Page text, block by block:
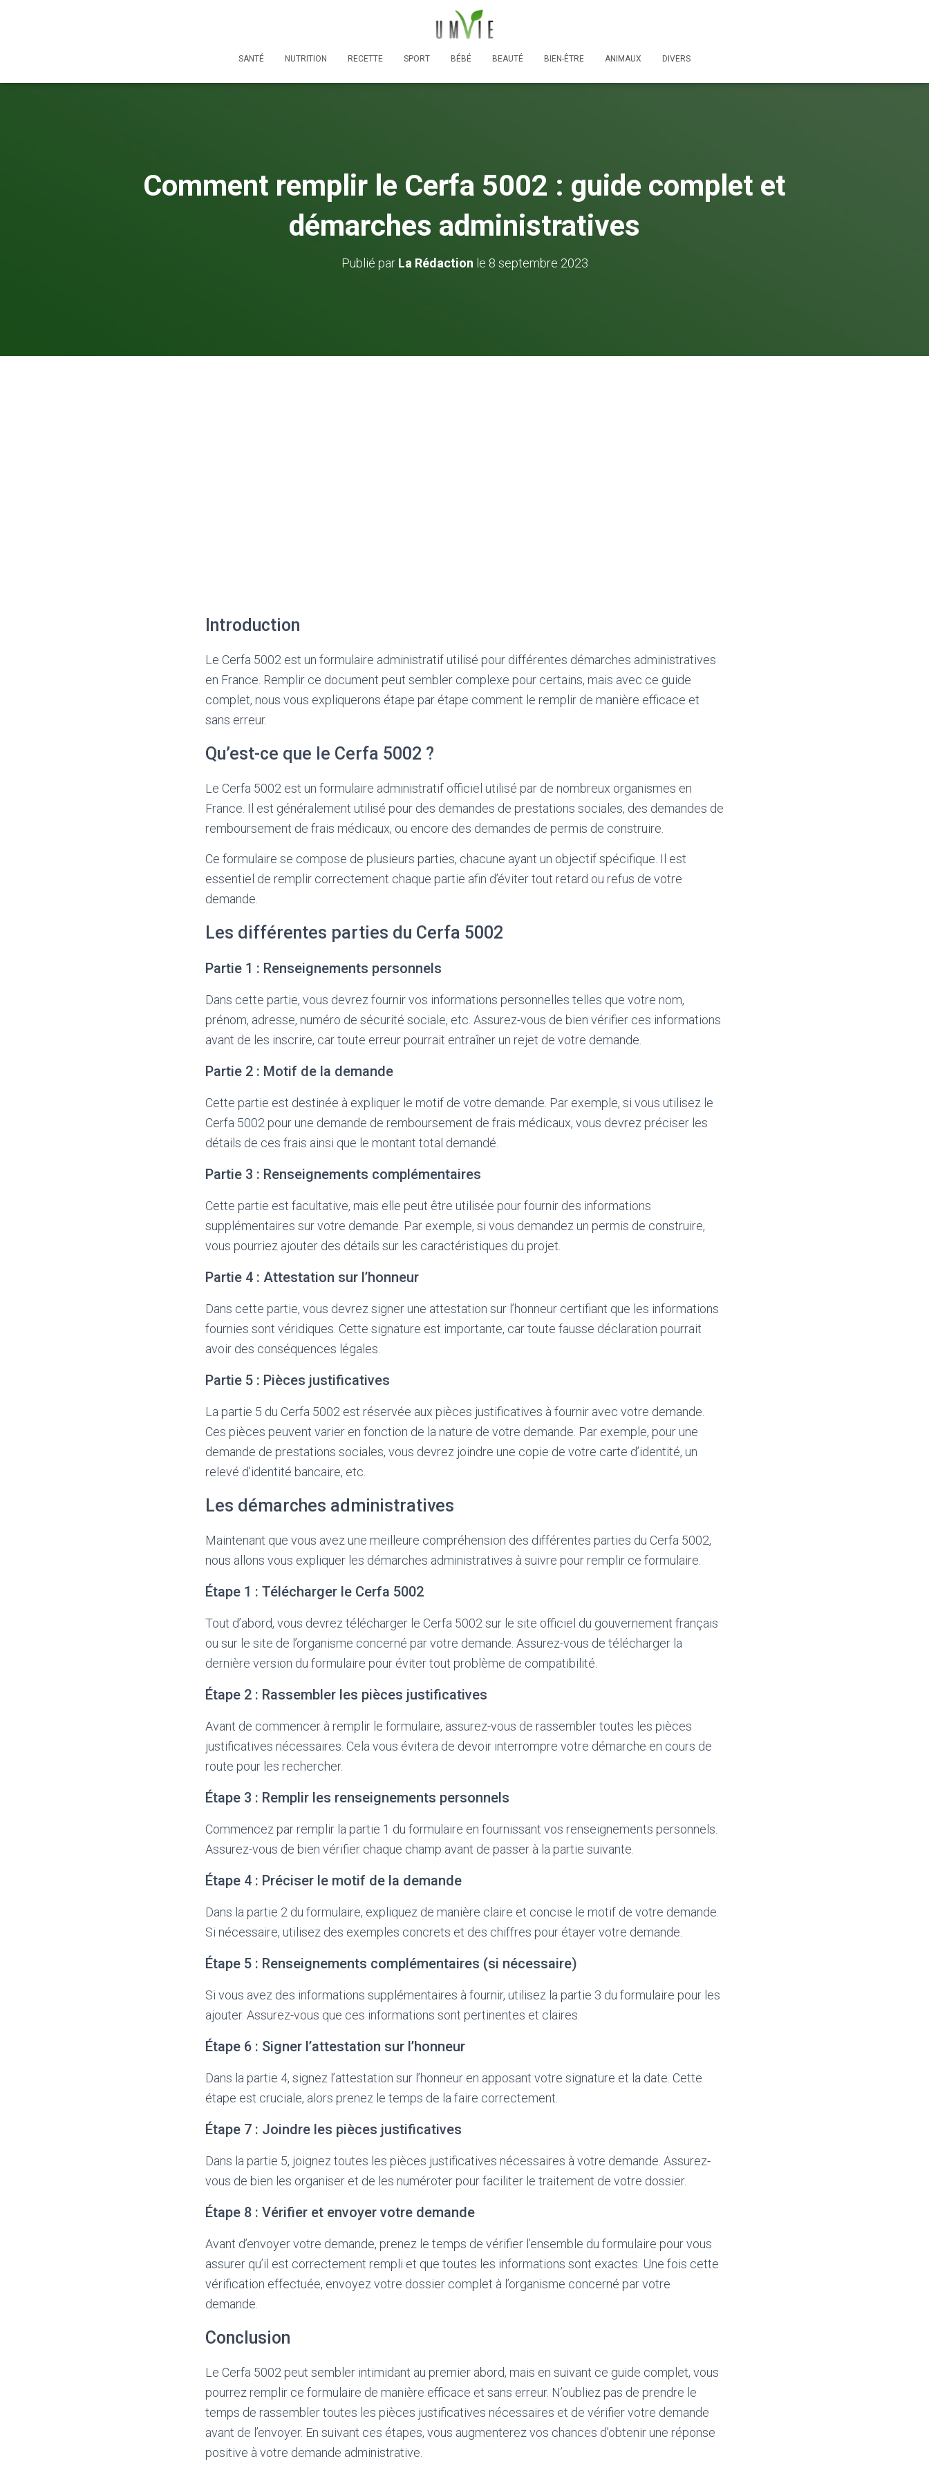
SANTÉ NUTRITION RECETTE SPORT BÉBÉ BEAUTÉ BIEN-ÊTRE ANIMAUX DIVERS
Comment remplir le Cerfa 5002 : guide complet et
démarches administratives
Publié par La Rédaction le 8 septembre 2023
Introduction
Le Cerfa 5002 est un formulaire administratif utilisé pour différentes démarches administratives
en France. Remplir ce document peut sembler complexe pour certains, mais avec ce guide
complet, nous vous expliquerons étape par étape comment le remplir de manière efficace et
sans erreur.
Qu’est-ce que le Cerfa 5002 ?
Le Cerfa 5002 est un formulaire administratif officiel utilisé par de nombreux organismes en
France. Il est généralement utilisé pour des demandes de prestations sociales, des demandes de
remboursement de frais médicaux, ou encore des demandes de permis de construire.
Ce formulaire se compose de plusieurs parties, chacune ayant un objectif spécifique. Il est
essentiel de remplir correctement chaque partie afin d’éviter tout retard ou refus de votre
demande.
Les différentes parties du Cerfa 5002
Partie 1 : Renseignements personnels
Dans cette partie, vous devrez fournir vos informations personnelles telles que votre nom,
prénom, adresse, numéro de sécurité sociale, etc. Assurez-vous de bien vérifier ces informations
avant de les inscrire, car toute erreur pourrait entraîner un rejet de votre demande.
Partie 2 : Motif de la demande
Cette partie est destinée à expliquer le motif de votre demande. Par exemple, si vous utilisez le
Cerfa 5002 pour une demande de remboursement de frais médicaux, vous devrez préciser les
détails de ces frais ainsi que le montant total demandé.
Partie 3 : Renseignements complémentaires
Cette partie est facultative, mais elle peut être utilisée pour fournir des informations
supplémentaires sur votre demande. Par exemple, si vous demandez un permis de construire,
vous pourriez ajouter des détails sur les caractéristiques du projet.
Partie 4 : Attestation sur l’honneur
Dans cette partie, vous devrez signer une attestation sur l’honneur certifiant que les informations
fournies sont véridiques. Cette signature est importante, car toute fausse déclaration pourrait
avoir des conséquences légales.
Partie 5 : Pièces justificatives
La partie 5 du Cerfa 5002 est réservée aux pièces justificatives à fournir avec votre demande.
Ces pièces peuvent varier en fonction de la nature de votre demande. Par exemple, pour une
demande de prestations sociales, vous devrez joindre une copie de votre carte d’identité, un
relevé d’identité bancaire, etc.
Les démarches administratives
Maintenant que vous avez une meilleure compréhension des différentes parties du Cerfa 5002,
nous allons vous expliquer les démarches administratives à suivre pour remplir ce formulaire.
Étape 1 : Télécharger le Cerfa 5002
Tout d’abord, vous devrez télécharger le Cerfa 5002 sur le site officiel du gouvernement français
ou sur le site de l’organisme concerné par votre demande. Assurez-vous de télécharger la
dernière version du formulaire pour éviter tout problème de compatibilité.
Étape 2 : Rassembler les pièces justificatives
Avant de commencer à remplir le formulaire, assurez-vous de rassembler toutes les pièces
justificatives nécessaires. Cela vous évitera de devoir interrompre votre démarche en cours de
route pour les rechercher.
Étape 3 : Remplir les renseignements personnels
Commencez par remplir la partie 1 du formulaire en fournissant vos renseignements personnels.
Assurez-vous de bien vérifier chaque champ avant de passer à la partie suivante.
Étape 4 : Préciser le motif de la demande
Dans la partie 2 du formulaire, expliquez de manière claire et concise le motif de votre demande.
Si nécessaire, utilisez des exemples concrets et des chiffres pour étayer votre demande.
Étape 5 : Renseignements complémentaires (si nécessaire)
Si vous avez des informations supplémentaires à fournir, utilisez la partie 3 du formulaire pour les
ajouter. Assurez-vous que ces informations sont pertinentes et claires.
Étape 6 : Signer l’attestation sur l’honneur
Dans la partie 4, signez l’attestation sur l’honneur en apposant votre signature et la date. Cette
étape est cruciale, alors prenez le temps de la faire correctement.
Étape 7 : Joindre les pièces justificatives
Dans la partie 5, joignez toutes les pièces justificatives nécessaires à votre demande. Assurez-
vous de bien les organiser et de les numéroter pour faciliter le traitement de votre dossier.
Étape 8 : Vérifier et envoyer votre demande
Avant d’envoyer votre demande, prenez le temps de vérifier l’ensemble du formulaire pour vous
assurer qu’il est correctement rempli et que toutes les informations sont exactes. Une fois cette
vérification effectuée, envoyez votre dossier complet à l’organisme concerné par votre
demande.
Conclusion
Le Cerfa 5002 peut sembler intimidant au premier abord, mais en suivant ce guide complet, vous
pourrez remplir ce formulaire de manière efficace et sans erreur. N’oubliez pas de prendre le
temps de rassembler toutes les pièces justificatives nécessaires et de vérifier votre demande
avant de l’envoyer. En suivant ces étapes, vous augmenterez vos chances d’obtenir une réponse
positive à votre demande administrative.